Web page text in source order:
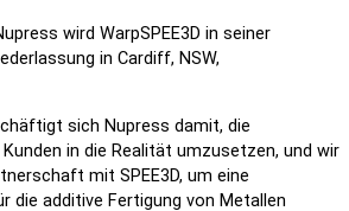
wird WarpSPEE3D in seiner
in Cardiff, NSW,
sich Nupress damit, die
in die Realität umzusetzen, und wir
mit SPEE3D, um eine
die additive Fertigung von Metallen